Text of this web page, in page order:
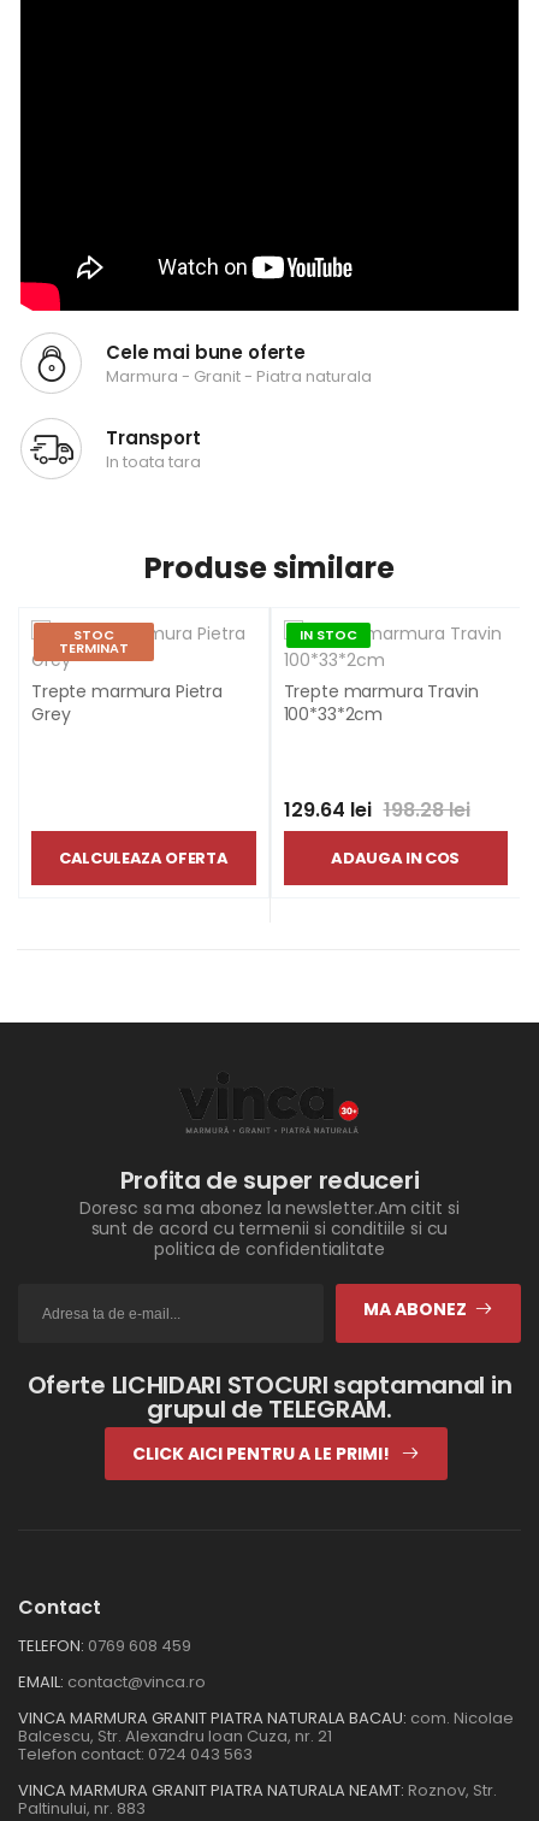
Cele mai bune oferte
Marmura - Granit - Piatra naturala
Transport
In toata tara
Produse similare
STOC
TERMINAT
Trepte marmura Pietra
Grey
CALCULEAZA OFERTA
IN STOC
Trepte marmura Travin
100*33*2cm
129.64 lei 198.28 lei
ADAUGA IN COS
Profita de super reduceri
Doresc sa ma abonez la newsletter.Am citit si
sunt de acord cu termenii si conditiile si cu
politica de confidentialitate
MA ABONEZ
Oferte LICHIDARI STOCURI saptamanal in
grupul de TELEGRAM.
CLICK AICI PENTRU A LE PRIMI!
Contact
TELEFON: 0769 608 459
EMAIL: contact@vinca.ro
VINCA MARMURA GRANIT PIATRA NATURALA BACAU: com. Nicolae
Balcescu, Str. Alexandru Ioan Cuza, nr. 21
Telefon contact: 0724 043 563
VINCA MARMURA GRANIT PIATRA NATURALA NEAMT: Roznov, Str.
Paltinului, nr. 883